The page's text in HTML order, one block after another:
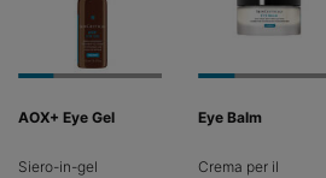
AOX+ Eye Gel
Siero-in-gel
Eye Balm
Crema per il